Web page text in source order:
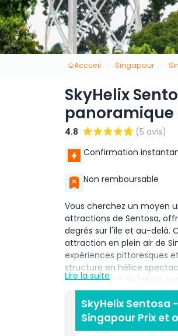
Accueil Singapour
SkyHelix
panoramique
4.8
(5 avis)
Confirmation
Non remboursable
Vous cherchez un moyen
attractions de Sentosa,
degrés sur l'île et au-delà.
attraction en plein air de
expériences pittoresques
structure en hélice
offre la liberté de laisser
au-dessus du sol. Vous
même une partie de la
excitante est parfaite
paisible loin de l'agitation
Lire la suite
SkyHelix
Singapour Prix et